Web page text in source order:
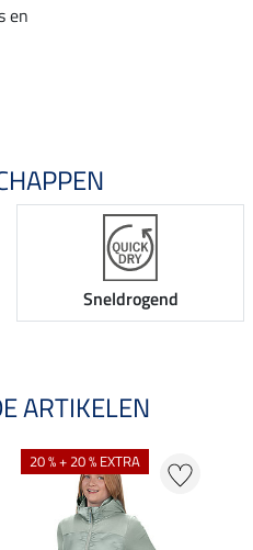
en
Sneldrogend
ARTIKELEN
20 % + 20 % EXTRA